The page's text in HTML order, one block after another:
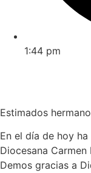
1:44 pm
Estimados
En el día de hoy
Diocesana Carmen
Demos gracias a